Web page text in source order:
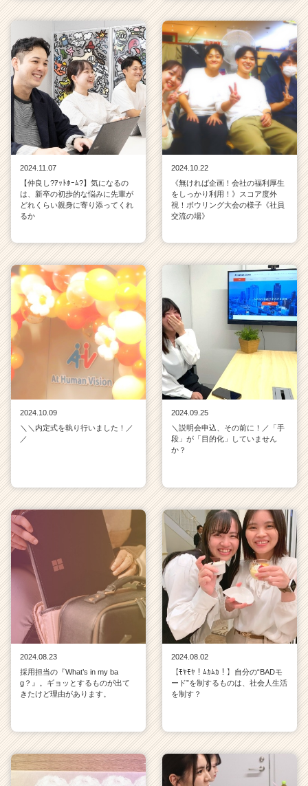
2024.11.07
【仲良し?ｱｯﾄﾎｰﾑ?】気になるの
は、新卒の初歩的な悩みに先輩が
どれくらい親身に寄り添ってくれ
るか
2024.10.22
《無ければ企画！会社の福利厚生
をしっかり利用！》スコア度外
視！ボウリング大会の様子《社員
交流の場》
2024.10.09
＼＼内定式を執り行いました！／
／
2024.09.25
＼説明会申込、その前に！／「手
段」が「目的化」していません
か？
2024.08.23
採用担当の『What’s in my ba
g？』。ギョッとするものが出て
きたけど理由があります。
2024.08.02
【ﾓﾔﾓﾔ！ﾑｶﾑｶ！】自分の“BADモ
ード”を制するものは、社会人生活
を制す？